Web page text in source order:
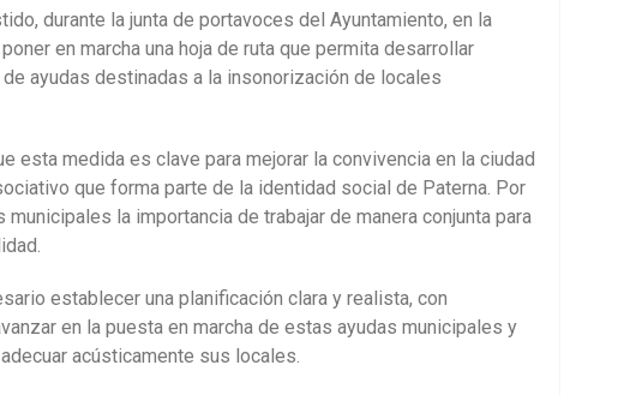
durante la junta de portavoces del Ayuntamiento, en la
en marcha una hoja de ruta que permita desarrollar
ayudas destinadas a la insonorización de locales
esta medida es clave para mejorar la convivencia en la ciudad
que forma parte de la identidad social de Paterna. Por
la importancia de trabajar de manera conjunta para
establecer una planificación clara y realista, con
en la puesta en marcha de estas ayudas municipales y
acústicamente sus locales.